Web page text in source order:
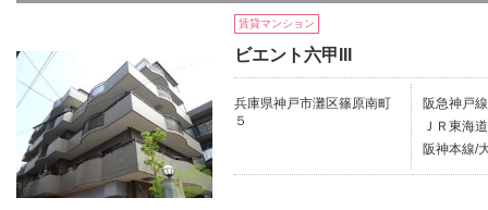
賃貸マンション
ビエント六甲III
兵庫県神戸市灘区篠原南町
５
阪急神戸
ＪＲ東海
阪神本線/